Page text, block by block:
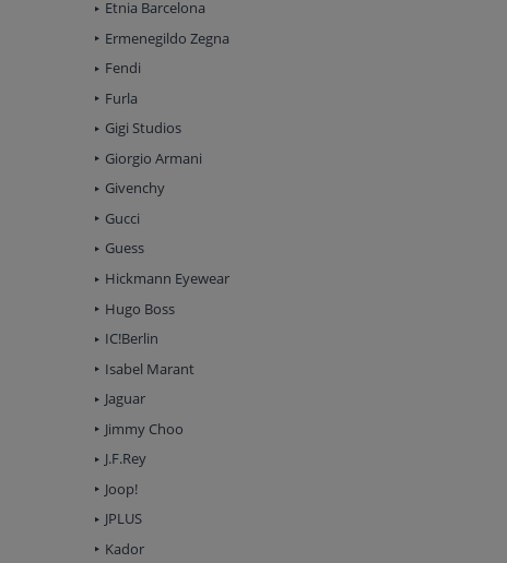
Etnia Barcelona
Ermenegildo Zegna
Fendi
Furla
Gigi Studios
Giorgio Armani
Givenchy
Gucci
Guess
Hickmann Eyewear
Hugo Boss
IC!Berlin
Isabel Marant
Jaguar
Jimmy Choo
J.F.Rey
Joop!
JPLUS
Kador